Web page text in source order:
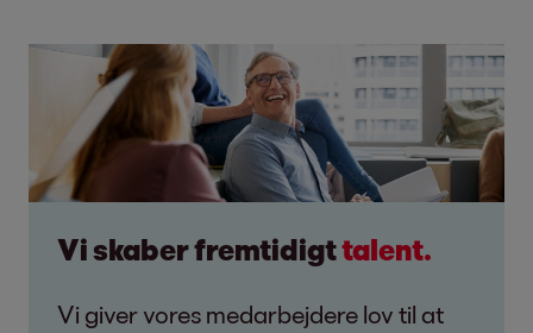
Vi skaber fremtidigttalent.
Vi giver vores medarbejdere lov til at